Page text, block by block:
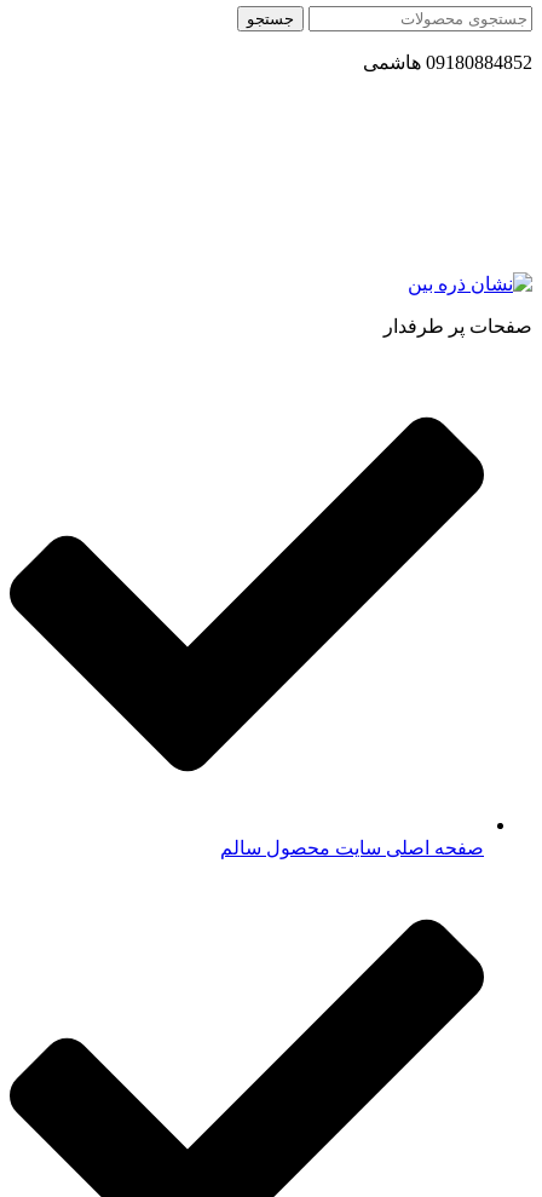
جستجو
09180884852 هاشمی
صفحات پر طرفدار
صفحه اصلی سایت محصول سالم